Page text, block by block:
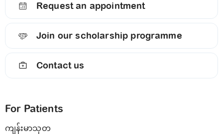
Request an appointment
Join our scholarship programme
Contact us
For Patients
ကျန်းမာသုတ